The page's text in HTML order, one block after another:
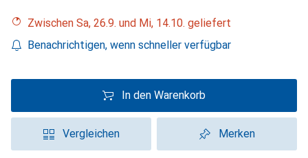
Zwischen Sa, 26.9. und Mi, 14.10. geliefert
Benachrichtigen, wenn schneller verfügbar
In den Warenkorb
Vergleichen Merken